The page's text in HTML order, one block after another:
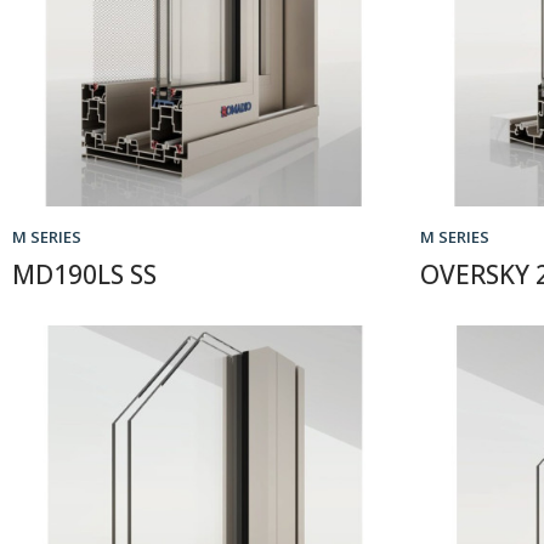
M SERIES
MD190LS SS
M SERIES
OVERSKY